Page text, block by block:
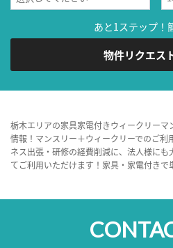
あと1ステップ！
物件リクエス
栃木エリアの家具家電付きウィークリー
情報！マンスリー＋ウィークリーでのご利
ネス出張・研修の経費削減に、法人様に
てご利用いただけます！家具・家電付きで